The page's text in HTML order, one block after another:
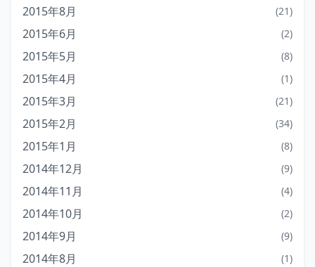
2015年8月 (21)
2015年6月 (2)
2015年5月 (8)
2015年4月 (1)
2015年3月 (21)
2015年2月 (34)
2015年1月 (8)
2014年12月 (9)
2014年11月 (4)
2014年10月 (2)
2014年9月 (9)
2014年8月 (1)